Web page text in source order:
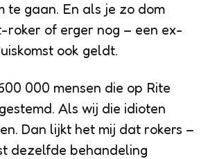
te gaan. En als je zo dom
roker of erger nog – een ex-
ook geldt.
000 mensen die op Rite
Als wij die idioten
Dan lijkt het mij dat rokers –
dezelfde behandeling